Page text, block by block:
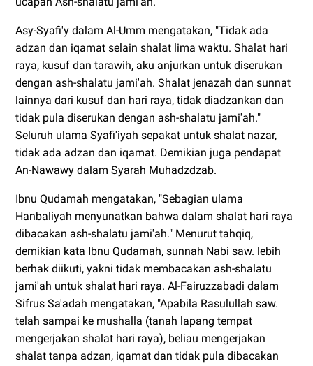
Asy-Syafi'y dalam Al-Umm mengatakan, "Tidak ada
adzan dan iqamat selain shalat lima waktu. Shalat hari
raya, kusuf dan tarawih, aku anjurkan untuk diserukan
dengan ash-shalatu jami'ah. Shalat jenazah dan sunnat
lainnya dari kusuf dan hari raya, tidak diadzankan dan
tidak pula diserukan dengan ash-shalatu jami'ah."
Seluruh ulama Syafi'iyah sepakat untuk shalat nazar,
tidak ada adzan dan iqamat. Demikian juga pendapat
An-Nawawy dalam Syarah Muhadzdzab.
Ibnu Qudamah mengatakan, "Sebagian ulama
Hanbaliyah menyunatkan bahwa dalam shalat hari raya
dibacakan ash-shalatu jami'ah." Menurut tahqiq,
demikian kata Ibnu Qudamah, sunnah Nabi saw. lebih
berhak diikuti, yakni tidak membacakan ash-shalatu
jami'ah untuk shalat hari raya. Al-Fairuzzabadi dalam
Sifrus Sa'adah mengatakan, "Apabila Rasulullah saw.
telah sampai ke mushalla (tanah lapang tempat
mengerjakan shalat hari raya), beliau mengerjakan
shalat tanpa adzan, iqamat dan tidak pula dibacakan